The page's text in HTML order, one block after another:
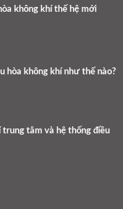
không khí thế hệ mới
hòa không khí như thế nào?
trung tâm và hệ thống điều